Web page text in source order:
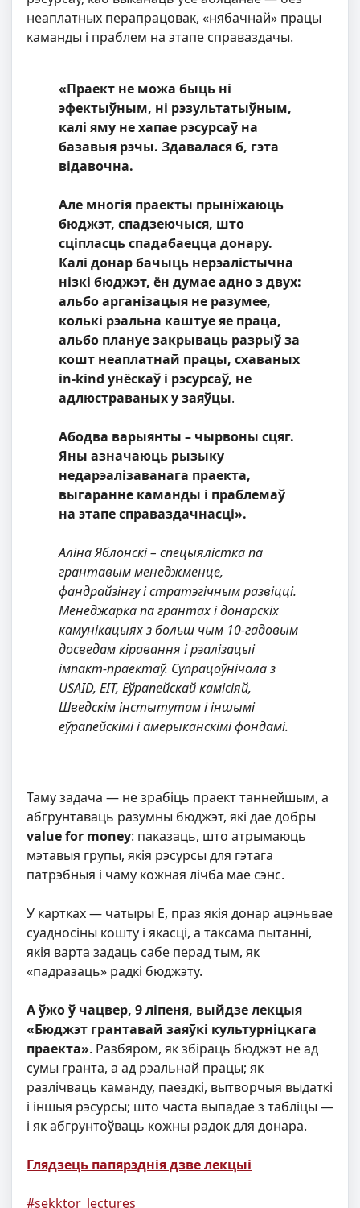
неаплатных перапрацовак, «нябачнай» працы
каманды і праблем на этапе справаздачы.
«Праект не можа быць ні
эфектыўным, ні рэзультатыўным,
калі яму не хапае рэсурсаў на
базавыя рэчы. Здавалася б, гэта
відавочна.
Але многія праекты прыніжаюць
бюджэт, спадзеючыся, што
сціпласць спадабаецца донару.
Калі донар бачыць нерэалістычна
нізкі бюджэт, ён думае адно з двух:
альбо арганізацыя не разумее,
колькі рэальна каштуе яе праца,
альбо плануе закрываць разрыў за
кошт неаплатнай працы, схаваных
in-kind унёскаў і рэсурсаў, не
адлюстраваных у заяўцы.
Абодва варыянты – чырвоны сцяг.
Яны азначаюць рызыку
недарэалізаванага праекта,
выгаранне каманды і праблемаў
на этапе справаздачнасці».
Аліна Яблонскі – спецыялістка па
грантавым менеджменце,
фандрайзінгу і стратэгічным развіцці.
Менеджарка па грантах і донарскіх
камунікацыях з больш чым 10-гадовым
досведам кіравання і рэалізацыі
імпакт-праектаў. Супрацоўнічала з
USAID, EIT, Еўрапейскай камісіяй,
Шведскім інстытутам і іншымі
еўрапейскімі і амерыканскімі фондамі.
Таму задача — не зрабіць праект таннейшым, а
абгрунтаваць разумны бюджэт, які дае добры
value for money: паказаць, што атрымаюць
мэтавыя групы, якія рэсурсы для гэтага
патрэбныя і чаму кожная лічба мае сэнс.
У картках — чатыры E, праз якія донар ацэньвае
суадносіны кошту і якасці, а таксама пытанні,
якія варта задаць сабе перад тым, як
«падразаць» радкі бюджэту.
А ўжо ў чацвер, 9 ліпеня, выйдзе лекцыя
«Бюджэт грантавай заяўкі культурніцкага
праекта». Разбяром, як збіраць бюджэт не ад
сумы гранта, а ад рэальнай працы; як
разлічваць каманду, паездкі, вытворчыя выдаткі
і іншыя рэсурсы; што часта выпадае з табліцы —
і як абгрунтоўваць кожны радок для донара.
Глядзець папярэднія дзве лекцыі
#sekktor_lectures